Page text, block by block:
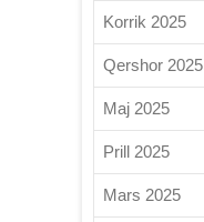
Korrik 2025
Qershor 2025
Maj 2025
Prill 2025
Mars 2025